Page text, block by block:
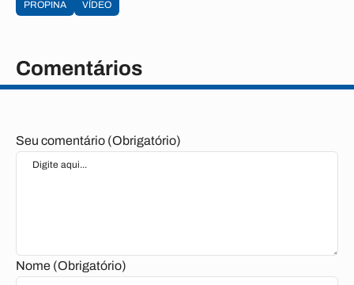
PROPINA
VÍDEO
Comentários
Seu comentário (Obrigatório)
Nome (Obrigatório)